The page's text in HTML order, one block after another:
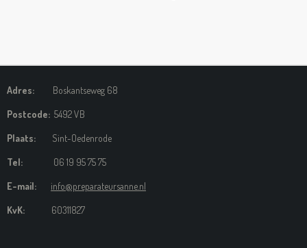
Adres: Boskantseweg 68
Postcode: 5492 VB
Plaats: Sint-Oedenrode
Tel: 06 19 95 75 75
E-mail: info@preparateursanne.nl
KvK: 60311827